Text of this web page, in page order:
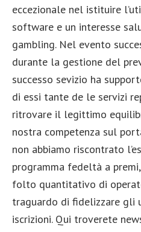
eccezionale nel istituire
software e un interesse
gambling. Nel evento
durante la gestione del
successo sevizio ha
di essi tante de le servizi
ritrovare il legittimo
nostra competenza sul
non abbiamo riscontrato
programma fedeltà a
folto quantitativo di
traguardo di fidelizzare gli
iscrizioni. Qui troverete